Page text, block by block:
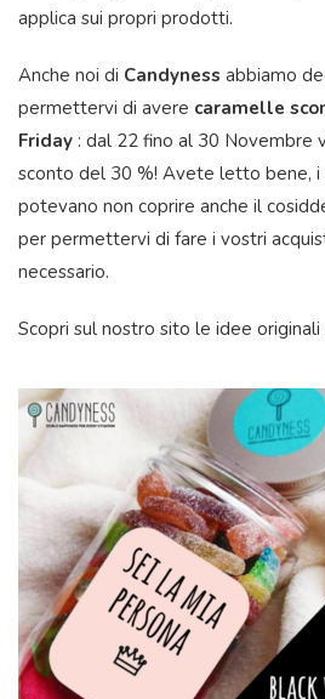
applica sui propri prodotti.
Anche noi di Candyness abbiamo
permettervi di avere caramelle
Friday : dal 22 fino al 30 Novembre
sconto del 30 %! Avete letto bene, i
potevano non coprire anche il
per permettervi di fare i vostri
necessario.
Scopri sul nostro sito le idee originali